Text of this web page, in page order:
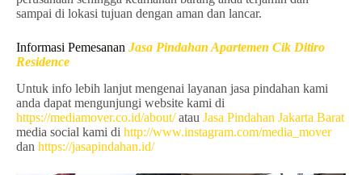
sampai di lokasi tujuan dengan aman dan lancar.
Informasi Pemesanan Jasa Pindahan Apartemen Cik Ditiro
Residence
Untuk info lebih lanjut mengenai layanan jasa pindahan kami
anda dapat mengunjungi website kami di
https://mediamover.co.id/about/atau Jasa Pindahan Jakarta Barat
media social kami di http://www.instagram.com/media_mover
dan https://jasapindahan.id/